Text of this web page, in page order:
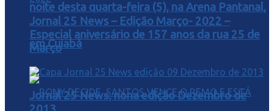
noite desta quarta-feira (5), na Arena Pantanal,
em Cuiabá
Jornal 25 News – Edição Março- 2022 –
Especial aniversário de 157 anos da rua 25 de
Março
Jornal 25 News, nona edição Dezembro de